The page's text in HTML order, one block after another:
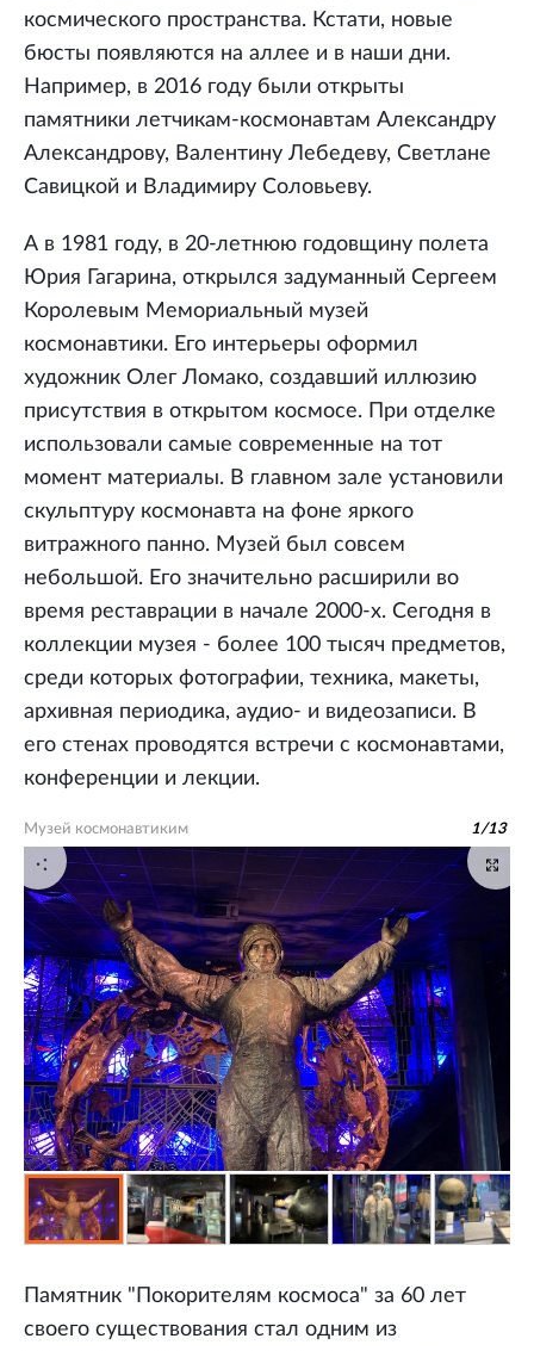
космического пространства. Кстати, новые
бюсты появляются на аллее и в наши дни.
Например, в 2016 году были открыты
памятники летчикам-космонавтам Александру
Александрову, Валентину Лебедеву, Светлане
Савицкой и Владимиру Соловьеву.
А в 1981 году, в 20-летнюю годовщину полета
Юрия Гагарина, открылся задуманный Сергеем
Королевым Мемориальный музей
космонавтики. Его интерьеры оформил
художник Олег Ломако, создавший иллюзию
присутствия в открытом космосе. При отделке
использовали самые современные на тот
момент материалы. В главном зале установили
скульптуру космонавта на фоне яркого
витражного панно. Музей был совсем
небольшой. Его значительно расширили во
время реставрации в начале 2000-х. Сегодня в
коллекции музея - более 100 тысяч предметов,
среди которых фотографии, техника, макеты,
архивная периодика, аудио- и видеозаписи. В
его стенах проводятся встречи с космонавтами,
конференции и лекции.
Музей космонавтиким 1/13
Памятник "Покорителям космоса" за 60 лет
своего существования стал одним из